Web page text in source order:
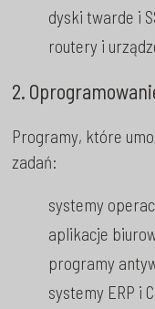
dyski twarde i
routery i
2.
Programy, które
zadań:
systemy
aplikacje
programy
systemy ERP i